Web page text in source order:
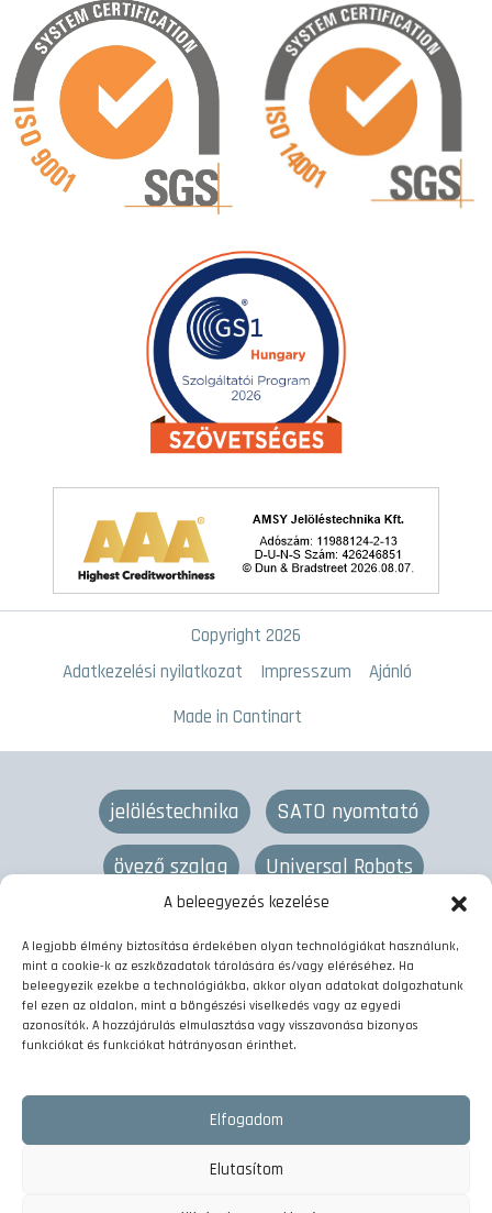
A beleegyezés kezelése
A legjobb élmény biztosítása érdekében olyan technológiákat használunk,
mint a cookie-k az eszközadatok tárolására és/vagy eléréséhez. Ha
beleegyezik ezekbe a technológiákba, akkor olyan adatokat dolgozhatunk
fel ezen az oldalon, mint a böngészési viselkedés vagy az egyedi
azonosítók. A hozzájárulás elmulasztása vagy visszavonása bizonyos
funkciókat és funkciókat hátrányosan érinthet.
Elfogadom
Elutasítom
Copyright 2026
Adatkezelési nyilatkozat
Impresszum
Ajánló
Made in Cantinart
jelöléstechnika
SATO nyomtató
övező szalag
Universal Robots
vonalkód nyomtató
címkenyomtató
kötegelő szalag
etikett nyomtató
lézer gravírozó gép
kobotos raklapozás